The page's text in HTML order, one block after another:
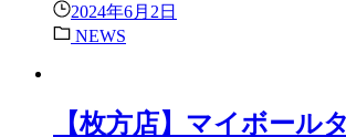
2024年6月2日
NEWS
【枚方店】マイボール